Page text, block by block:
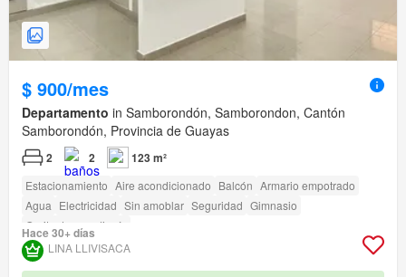
$ 900/mes
Departamento in Samborondón, Samborondon, Cantón
Samborondón, Provincia de Guayas
2 2 123 m²
Estacionamiento Aire acondicionado Balcón Armario empotrado
Agua Electricidad Sin amoblar Seguridad Gimnasio
Garita de guardianía
Hace 30+ días
LINA LLIVISACA